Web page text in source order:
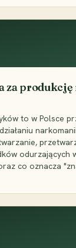
za
to w Polsce
odurzających
co oznacza